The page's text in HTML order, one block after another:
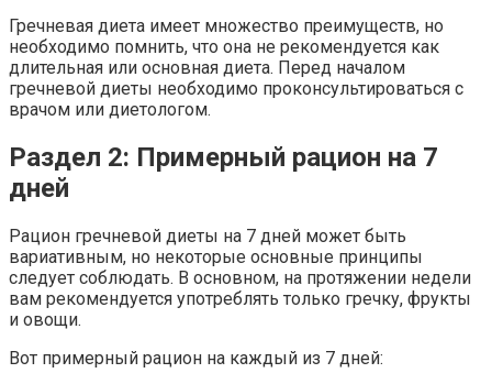
Гречневая диета имеет множество преимуществ, но
необходимо помнить, что она не рекомендуется как
длительная или основная диета. Перед началом
гречневой диеты необходимо проконсультироваться с
врачом или диетологом.
Раздел 2: Примерный рацион на 7
дней
Рацион гречневой диеты на 7 дней может быть
вариативным, но некоторые основные принципы
следует соблюдать. В основном, на протяжении недели
вам рекомендуется употреблять только гречку, фрукты
и овощи.
Вот примерный рацион на каждый из 7 дней: